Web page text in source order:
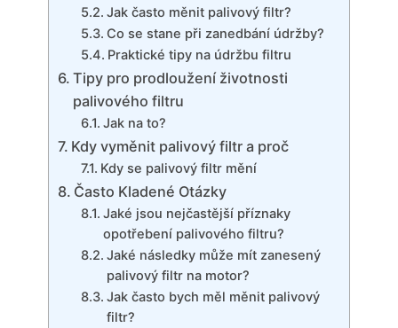
Jak často měnit palivový filtr?
Co se stane při zanedbání údržby?
Praktické tipy na údržbu filtru
Tipy pro prodloužení životnosti
palivového filtru
Jak na to?
Kdy vyměnit palivový filtr a proč
Kdy se palivový filtr mění
Často Kladené Otázky
Jaké jsou nejčastější příznaky
opotřebení palivového filtru?
Jaké následky může mít zanesený
palivový filtr na motor?
Jak často bych měl měnit palivový
filtr?